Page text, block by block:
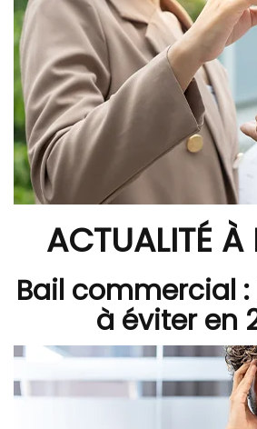
ACTUALITÉ À
Bail commercial
à éviter en